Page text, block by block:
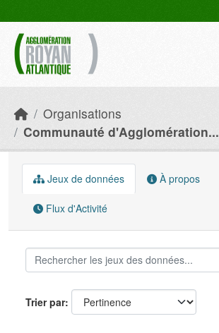
Organisations
Communauté d'Agglomération...
Jeux de données À propos
Flux d'Activité
Trier par